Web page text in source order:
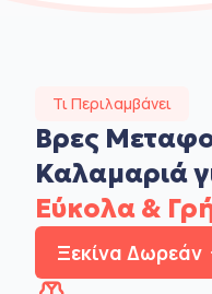
Τι Περιλαμβάνει
Βρες
Καλαμαριά
Εύκολα &
Ξεκίνα Δωρεάν